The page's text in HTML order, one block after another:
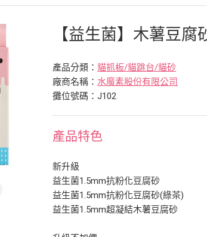
【益生菌】木薯豆
產品分類：貓抓板/貓跳台/貓砂
廠商名稱：水魔素股份有限公司
攤位號碼：J102
產品特色
新升級
益生菌1.5mm抗粉化豆腐砂
益生菌1.5mm抗粉化豆腐砂(綠茶)
益生菌1.5mm超凝結木薯豆腐砂